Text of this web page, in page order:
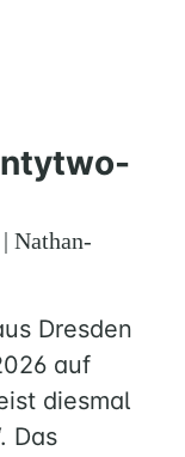
Nathan-
Dresden
auf
diesmal
Das